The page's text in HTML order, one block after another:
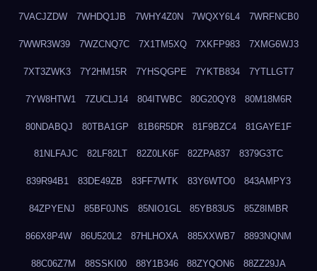
7VACJZDW 7WHDQ1JB 7WHY4Z0N 7WQXY6L4 7WRFNCB0
7WWR3W39 7WZCNQ7C 7X1TM5XQ 7XKFP983 7XMG6WJ3
7XT3ZWK3 7Y2HM15R 7YHSQGPE 7YKTB834 7YTLLGT7
7YW8HTW1 7ZUCLJ14 804ITWBC 80G20QY8 80M18M6R
80NDABQJ 80TBA1GP 81B6R5DR 81F9BZC4 81GAYE1F
81NLFAJC 82LF82LT 82Z0LK6F 82ZPA837 8379G3TC
839R94B1 83DE49ZB 83FF7WTK 83Y6WTO0 843AMPY3
84ZPYENJ 85BF0JNS 85NIO1GL 85YB83US 85Z8IMBR
866X8P4W 86U520L2 87HLHOXA 885XXWB7 8893NQNM
88C06Z7M 88SSKI00 88Y1B346 88ZYQON6 88ZZ29JA